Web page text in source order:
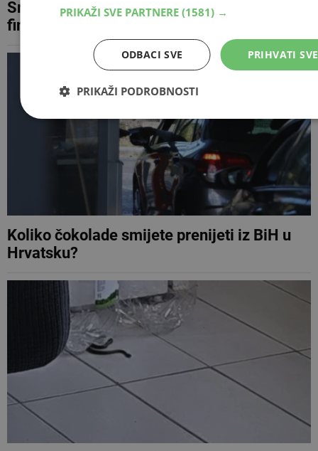
Srpski haker upao u MUP RH, Ministarstvo
financija, HZZO, HZMO...
Koliko čokolade smijete prenijeti iz BiH u
Hrvatsku?
PRIKAŽI SVE PARTNERE (1581) →
PRIHVATI SVE
ODBACI SVE
PRIKAŽI PODROBNOSTI